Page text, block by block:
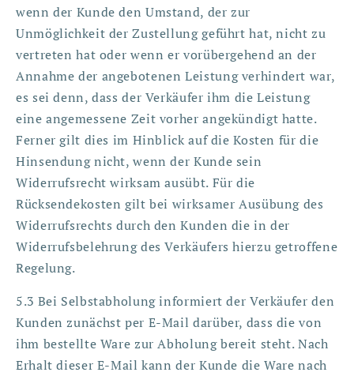
wenn der Kunde den Umstand, der zur
Unmöglichkeit der Zustellung geführt hat, nicht zu
vertreten hat oder wenn er vorübergehend an der
Annahme der angebotenen Leistung verhindert war,
es sei denn, dass der Verkäufer ihm die Leistung
eine angemessene Zeit vorher angekündigt hatte.
Ferner gilt dies im Hinblick auf die Kosten für die
Hinsendung nicht, wenn der Kunde sein
Widerrufsrecht wirksam ausübt. Für die
Rücksendekosten gilt bei wirksamer Ausübung des
Widerrufsrechts durch den Kunden die in der
Widerrufsbelehrung des Verkäufers hierzu getroffene
Regelung.
5.3 Bei Selbstabholung informiert der Verkäufer den
Kunden zunächst per E-Mail darüber, dass die von
ihm bestellte Ware zur Abholung bereit steht. Nach
Erhalt dieser E-Mail kann der Kunde die Ware nach